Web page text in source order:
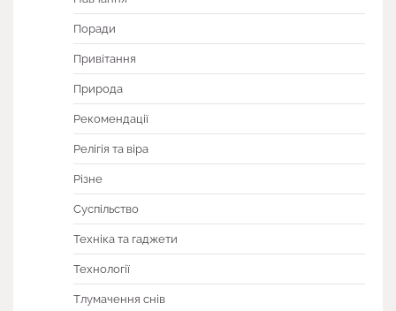
Поради
Привітання
Природа
Рекомендації
Релігія та віра
Різне
Суспільство
Техніка та гаджети
Технології
Тлумачення снів